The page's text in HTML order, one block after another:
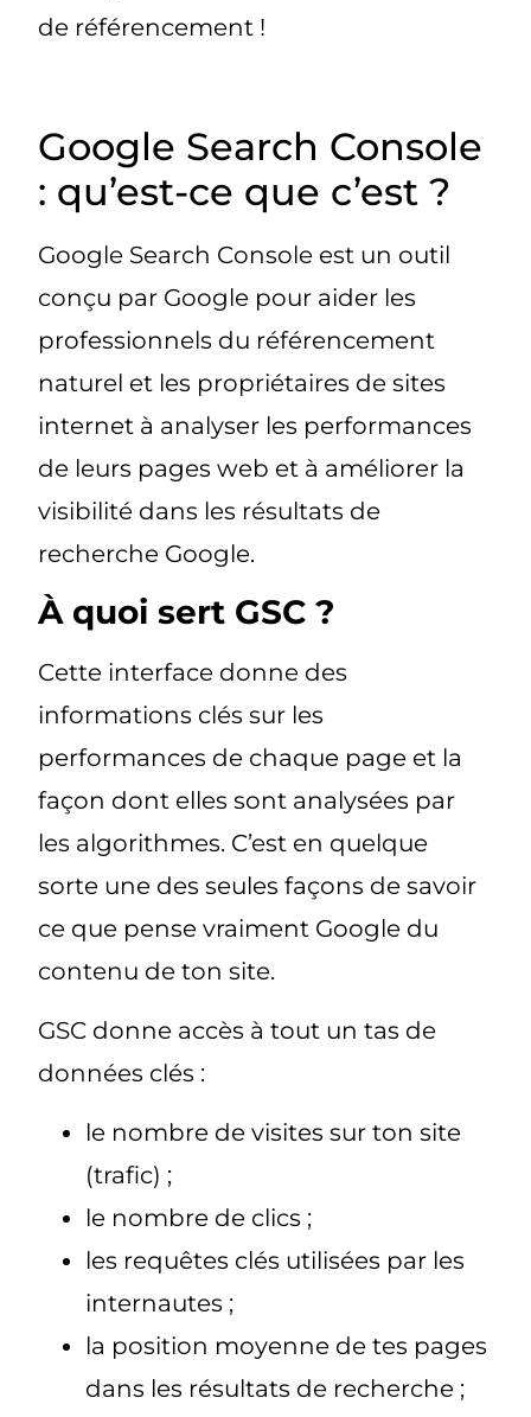
de référencement !
Google Search Console
: qu’est-ce que c’est ?
Google Search Console est un outil
conçu par Google pour aider les
professionnels du référencement
naturel et les propriétaires de sites
internet à analyser les performances
de leurs pages web et à améliorer la
visibilité dans les résultats de
recherche Google.
À quoi sert GSC ?
Cette interface donne des
informations clés sur les
performances de chaque page et la
façon dont elles sont analysées par
les algorithmes. C’est en quelque
sorte une des seules façons de savoir
ce que pense vraiment Google du
contenu de ton site.
GSC donne accès à tout un tas de
données clés :
le nombre de visites sur ton site
(trafic) ;
le nombre de clics ;
les requêtes clés utilisées par les
internautes ;
la position moyenne de tes pages
dans les résultats de recherche ;